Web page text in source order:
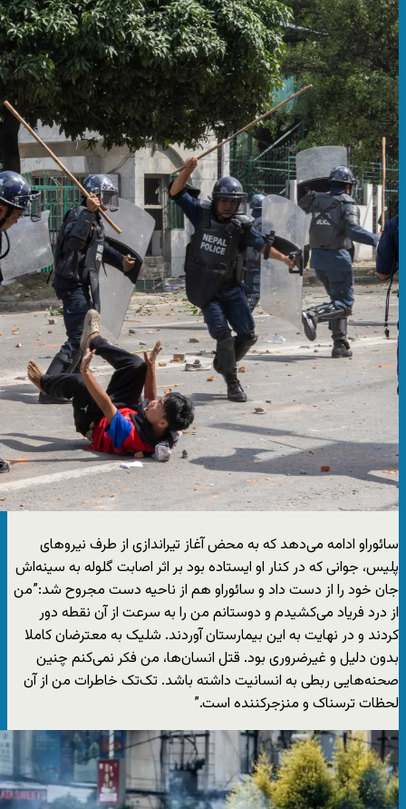
سائوراو ادامه می‌دهد که به محض آغاز تیراندازی از طرف نیروهای
پلیس، جوانی که در کنار او ایستاده بود بر اثر اصابت گلوله به سینه‌اش
جان خود را از دست داد و سائوراو هم از ناحیه دست مجروح شد:”من
از درد فریاد می‌کشیدم و دوستانم من را به سرعت از آن نقطه دور
کردند و در نهایت به این بیمارستان آوردند. شلیک به معترضان کاملا
بدون دلیل و غیرضروری بود. قتل انسان‌ها، من فکر نمی‌کنم چنین
صحنه‌هایی ربطی به انسانیت داشته باشد. تک‌تک خاطرات من از آن
لحظات ترسناک و منزجرکننده است.”